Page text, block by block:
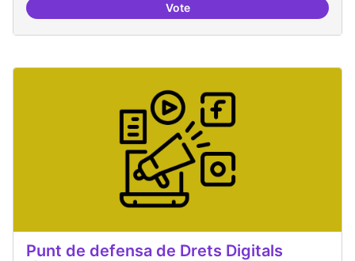
VoteIniciar línia de DDHH i capa
Punt de defensa de Drets Digitals